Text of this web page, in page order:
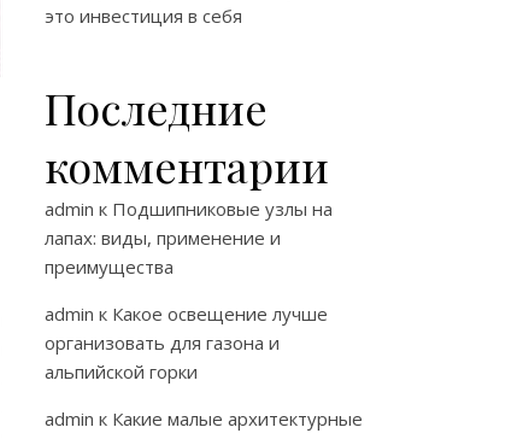
это инвестиция в себя
Последние
комментарии
admin к Подшипниковые узлы на
лапах: виды, применение и
преимущества
admin к Какое освещение лучше
организовать для газона и
альпийской горки
admin к Какие малые архитектурные